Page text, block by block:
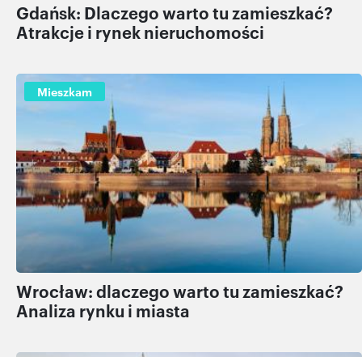
Gdańsk: Dlaczego warto tu zamieszkać?
Atrakcje i rynek nieruchomości
Mieszkam
Wrocław: dlaczego warto tu zamieszkać?
Analiza rynku i miasta